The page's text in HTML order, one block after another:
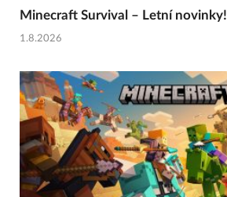
Minecraft Survival – Letní novinky!
1.8.2026